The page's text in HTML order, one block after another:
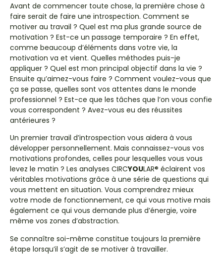
Avant de commencer toute chose, la première chose à
faire serait de faire une introspection. Comment se
motiver au travail ? Quel est ma plus grande source de
motivation ? Est-ce un passage temporaire ? En effet,
comme beaucoup d’éléments dans votre vie, la
motivation va et vient. Quelles méthodes puis-je
appliquer ? Quel est mon principal objectif dans la vie ?
Ensuite qu’aimez-vous faire ? Comment voulez-vous que
ça se passe, quelles sont vos attentes dans le monde
professionnel ? Est-ce que les tâches que l’on vous confie
vous correspondent ? Avez-vous eu des réussites
antérieures ?
Un premier travail d’introspection vous aidera à vous
développer personnellement. Mais connaissez-vous vos
motivations profondes, celles pour lesquelles vous vous
levez le matin ? Les analyses CIRCYOULAR® éclairent vos
véritables motivations grâce à une série de questions qui
vous mettent en situation. Vous comprendrez mieux
votre mode de fonctionnement, ce qui vous motive mais
également ce qui vous demande plus d’énergie, voire
même vos zones d’abstraction.
Se connaître soi-même constitue toujours la première
étape lorsqu’il s’agit de se motiver à travailler.